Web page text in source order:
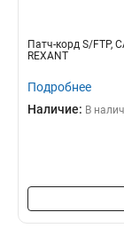
Патч-корд S/FTP,
REXANT
Подробнее
Наличие: В